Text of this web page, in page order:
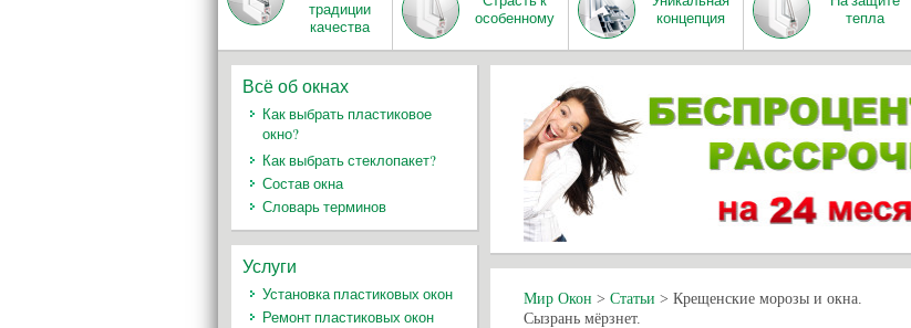
традиции
качества
особенному
концепция
тепла
Мир Окон > Статьи > Крещенские морозы и окна.
Сызрань мёрзнет.
Всё об окнах
Как выбрать пластиковое
окно?
Как выбрать стеклопакет?
Состав окна
Словарь терминов
Услуги
Установка пластиковых окон
Ремонт пластиковых окон